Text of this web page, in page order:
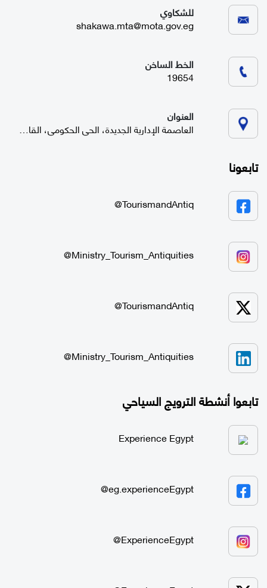
للشكاوي
shakawa.mta@mota.gov.eg
الخط الساخن
19654
العنوان
العاصمة الإدارية الجديدة، الحي الحكومي، القاهرة
تابعونا
TourismandAntiq@
Ministry_Tourism_Antiquities@
TourismandAntiq@
Ministry_Tourism_Antiquities@
تابعوا أنشطة الترويج السياحي
Experience Egypt
eg.experienceEgypt@
ExperienceEgypt@